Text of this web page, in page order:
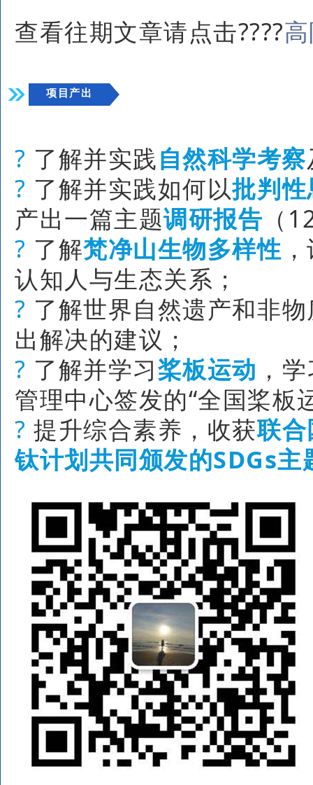
查看往期文章请点击????
项目产出
? 了解并实践自然科学考察
? 了解并实践如何以批判
产出一篇主题调研报告 （
? 了解梵净山生物多样性
认知人与生态关系；
? 了解世界自然遗产和非
出解决的建议；
? 了解并学习桨板运动 ，
管理中心签发的“全国桨板
? 提升综合素养，收获联
钛计划共同颁发的SDGs主